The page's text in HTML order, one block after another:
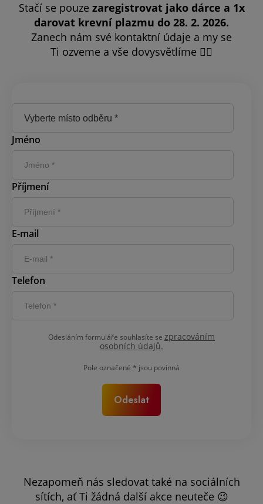
Stačí se pouze zaregistrovat jako dárce a 1x
darovat krevní plazmu do 28. 2. 2026.
Zanech nám své kontaktní údaje a my se
Ti ozveme a vše dovysvětlíme 👇🏻
Jméno
Příjmení
E-mail
Telefon
Odesláním formuláře souhlasíte se zpracováním
osobních údajů.
Pole označené * jsou povinná
Nezapomeň nás sledovat také na sociálních
sítích, ať Ti žádná další akce neuteče 😉